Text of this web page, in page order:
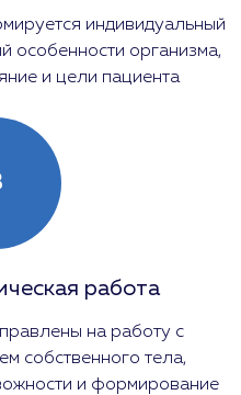
индивидуальный
особенности организма,
и цели пациента
работа
на работу с
собственного тела,
и формирование